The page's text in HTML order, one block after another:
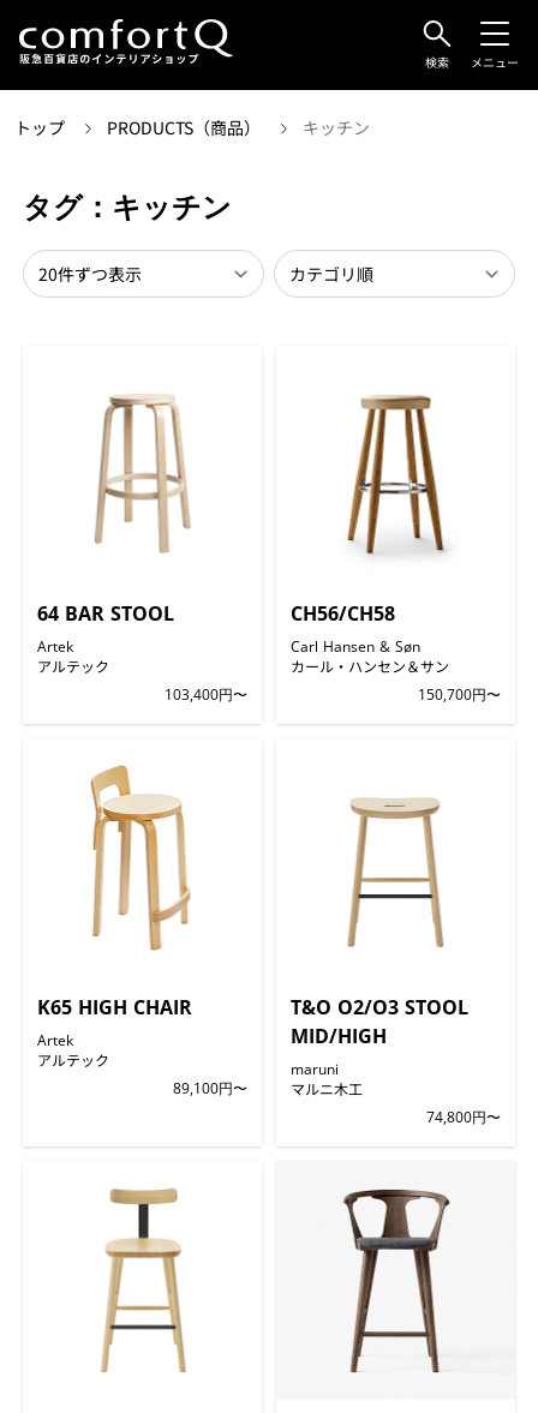
検索 メニュー
トップ PRODUCTS（商品） キッチン
タグ：キッチン
64 BAR STOOL
Artek
アルテック
103,400円〜
CH56/CH58
Carl Hansen & Søn
カール・ハンセン＆サン
150,700円〜
K65 HIGH CHAIR
Artek
アルテック
89,100円〜
T&O O2/O3 STOOL
MID/HIGH
maruni
マルニ木工
74,800円〜